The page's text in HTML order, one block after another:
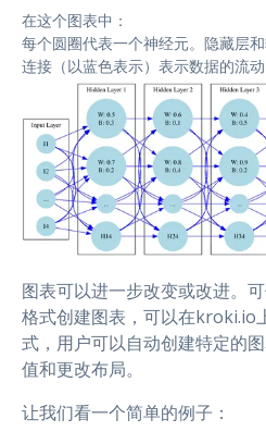
在这个图表中：
每个圆圈代表一个神经元。隐藏层
连接（以蓝色表示）表示数据的流
图表可以进一步改变或改进。
格式创建图表，可以在kroki.io
式，用户可以自动创建特定的
值和更改布局。
让我们看一个简单的例子：